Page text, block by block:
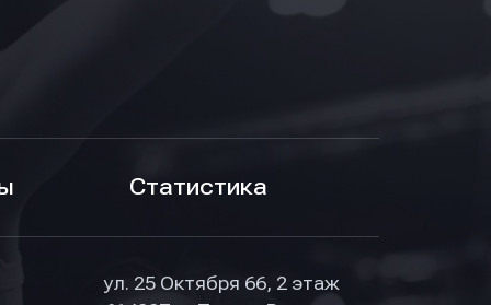
Статистика
ул. 25 Октября 66, 2 этаж